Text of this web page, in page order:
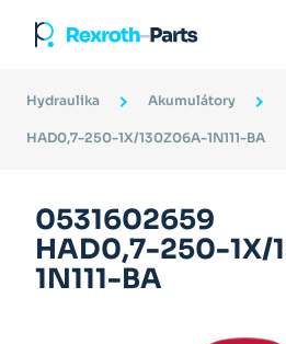
Hydraulika Akumulátory
HAD0,7-250-1X/130Z06A-1N111-BA
0531602659
HAD0,7-250-1X/
1N111-BA